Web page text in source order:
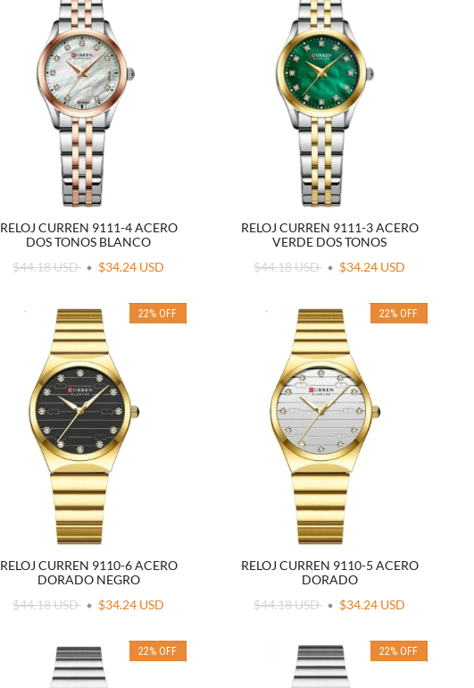
RELOJ CURREN 9111-4 ACERO
DOS TONOS BLANCO
$44.18 USD
$34.24 USD
RELOJ CURREN 9111-3 ACERO
VERDE DOS TONOS
$44.18 USD
$34.24 USD
22% OFF
RELOJ CURREN 9110-6 ACERO
DORADO NEGRO
$44.18 USD
$34.24 USD
22% OFF
RELOJ CURREN 9110-5 ACERO
DORADO
$44.18 USD
$34.24 USD
22% OFF 22% OFF